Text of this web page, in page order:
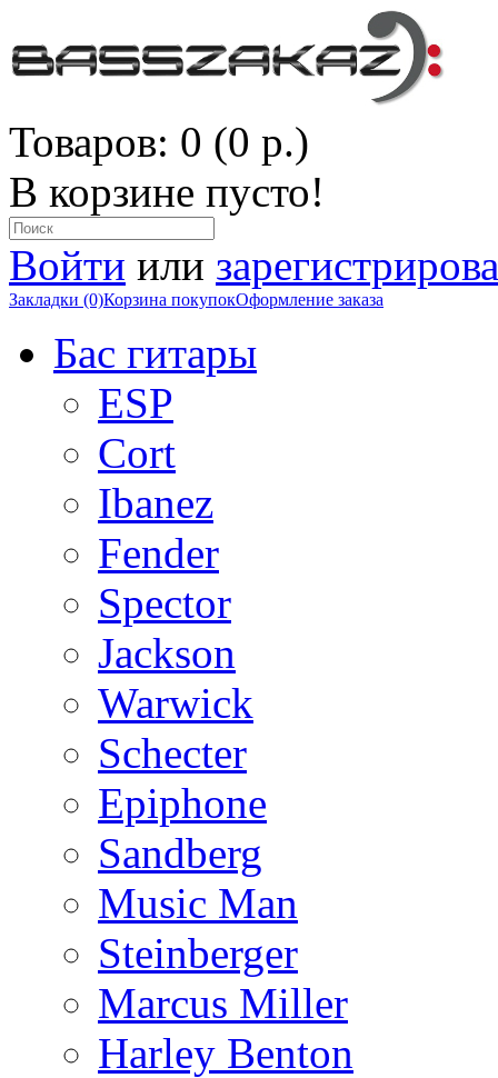
Товаров: 0 (0 р.)
В корзине пусто!
Войти или
Закладки (0)Корзина покупокОформление заказа
Бас гитары
ESP
Cort
Ibanez
Fender
Spector
Jackson
Warwick
Schecter
Epiphone
Sandberg
Music Man
Steinberger
Marcus Miller
Harley Benton